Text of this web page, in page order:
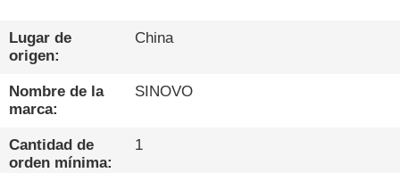
SOBRE
NOSOTROS
VIAJE
DE
Lugar de
origen:
China
Nombre de la
marca:
SINOVO
Cantidad de
orden mínima:
1